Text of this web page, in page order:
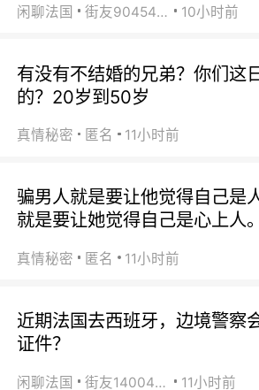
闲聊法国 街友90454511 10小时前
有没有不结婚的兄弟？你们这
的？20岁到50岁
真情秘密 匿名 11小时前
骗男人就是要让他觉得自己是
就是要让她觉得自己是心上人。
真情秘密 匿名 11小时前
近期法国去西班牙，边境警察
证件？
闲聊法国 街友14004820 11小时前